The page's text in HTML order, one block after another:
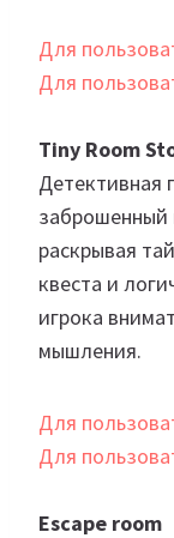
Для
Для
Tiny Room
Детективная
заброшенный
раскрывая
квеста и
игрока
мышления.
Для
Для
Escape room